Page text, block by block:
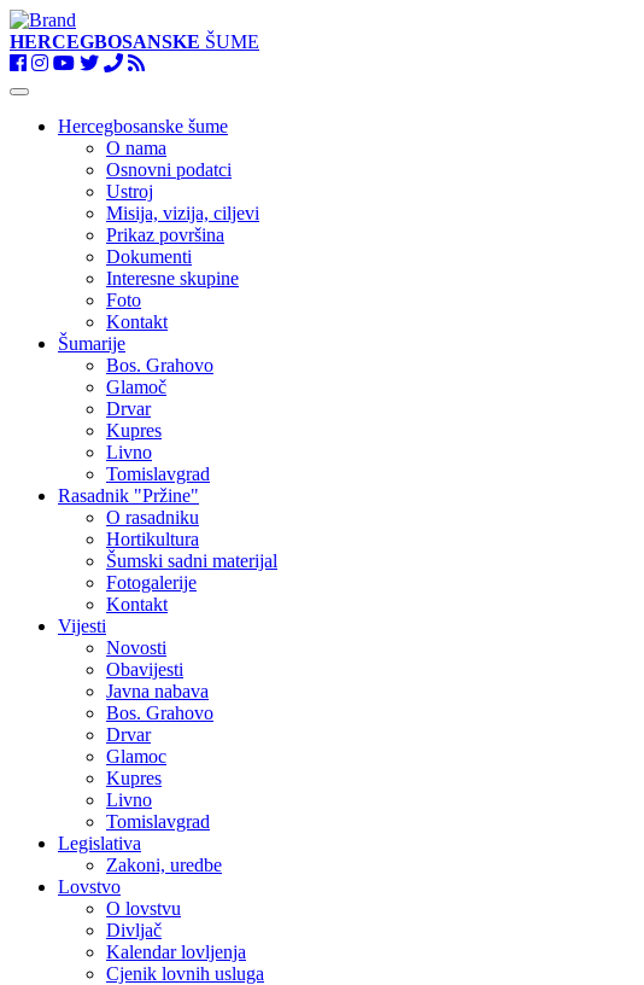
HERCEGBOSANSKE ŠUME
Toggle
navigationHercegbosanske šume
O nama
Osnovni podatci
Ustroj
Misija, vizija, ciljevi
Prikaz površina
Dokumenti
Interesne skupine
Foto
Kontakt
Šumarije
Bos. Grahovo
Glamoč
Drvar
Kupres
Livno
Tomislavgrad
Rasadnik "Pržine"
O rasadniku
Hortikultura
Šumski sadni materijal
Fotogalerije
Kontakt
Vijesti
Novosti
Obavijesti
Javna nabava
Bos. Grahovo
Drvar
Glamoc
Kupres
Livno
Tomislavgrad
Legislativa
Zakoni, uredbe
Lovstvo
O lovstvu
Divljač
Kalendar lovljenja
Cjenik lovnih usluga